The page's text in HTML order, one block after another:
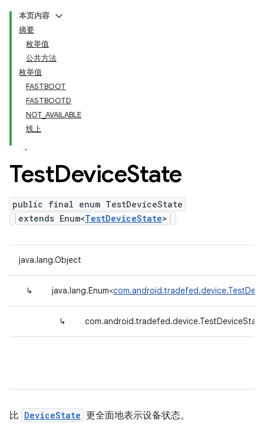
本页内容
摘要
枚举值
公共方法
枚举值
FASTBOOT
FASTBOOTD
NOT_AVAILABLE
线上
TestDeviceState
public final enum TestDeviceState
extends Enum<TestDeviceState>
java.lang.Object
↳ java.lang.Enum<
↳ com.android.tradefed.device.TestDeviceState
比 DeviceState 更全面地表示设备状态。